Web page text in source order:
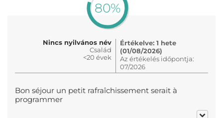
80%
Nincs nyilvános név
Család
<20 évek
Értékelve: 1 hete
(01/08/2026)
Az értékelés időpontja:
07/2026
Bon séjour un petit rafraîchissement serait à
programmer